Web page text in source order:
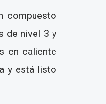
compuesto
de nivel 3 y
en caliente
y está listo